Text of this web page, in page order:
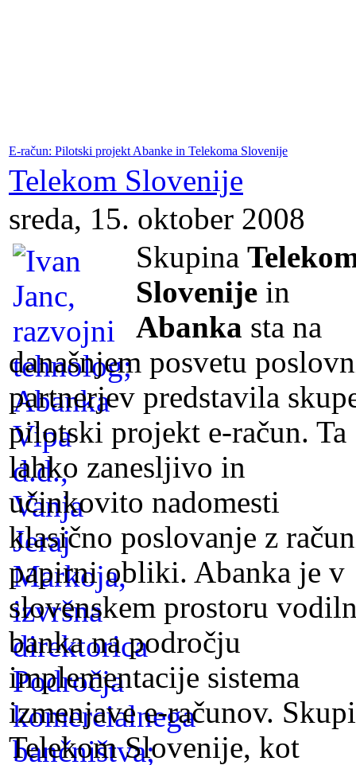
E-račun: Pilotski projekt Abanke in Telekoma Slovenije
Telekom Slovenije
sreda, 15. oktober 2008
Skupina
Slovenije in
Abanka sta na
današnjem posvetu
partnerjev predstavila
pilotski projekt e-račun. Ta
lahko zanesljivo in
učinkovito nadomesti
klasično poslovanje z
papirni obliki. Abanka je v
slovenskem prostoru
banka na področju
implementacije sistema
izmenjave e-računov.
Telekom Slovenije, kot